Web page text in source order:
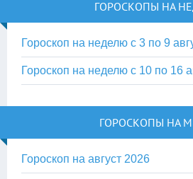
ГОРОСКОПЫ НА
Гороскоп на неделю с 3 по 9
Гороскоп на неделю с 10 по 16
ГОРОСКОПЫ НА
Гороскоп на август 2026